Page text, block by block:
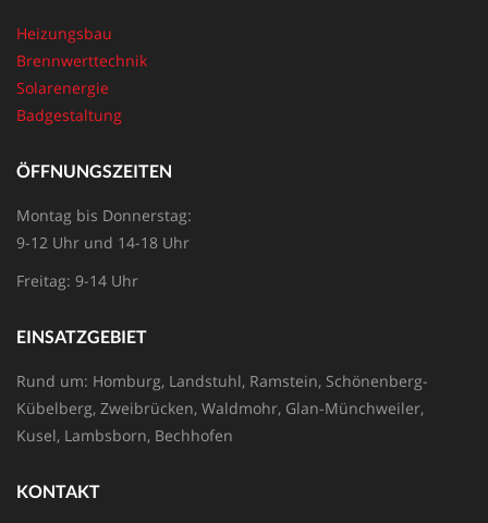
Heizungsbau
Brennwerttechnik
Solarenergie
Badgestaltung
ÖFFNUNGSZEITEN
Montag bis Donnerstag:
9-12 Uhr und 14-18 Uhr
Freitag: 9-14 Uhr
EINSATZGEBIET
Rund um: Homburg, Landstuhl, Ramstein, Schönenberg-
Kübelberg, Zweibrücken, Waldmohr, Glan-Münchweiler,
Kusel, Lambsborn, Bechhofen
KONTAKT